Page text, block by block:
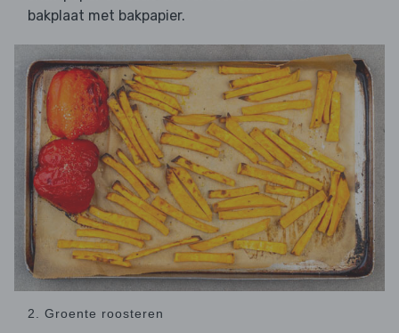
bakplaat met bakpapier.
2. Groente roosteren